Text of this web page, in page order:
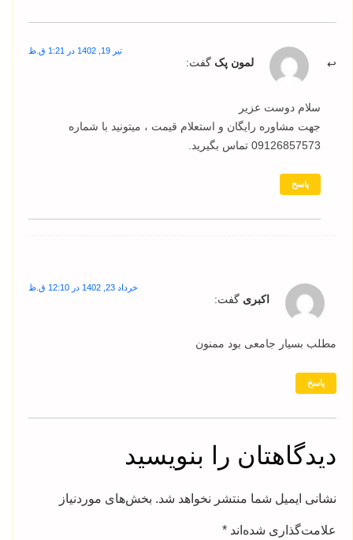
لمون پک گفت:
تیر 19, 1402 در 1:21 ق.ظ
سلام دوست عزیر
جهت مشاوره رایگان و استعلام قیمت ، میتونید با شماره
09126857573 تماس بگیرید.
پاسخ
اکبری گفت:
خرداد 23, 1402 در 12:10 ق.ظ
مطلب بسیار جامعی بود ممنون
پاسخ
دیدگاهتان را بنویسید
نشانی ایمیل شما منتشر نخواهد شد. بخش‌های موردنیاز
علامت‌گذاری شده‌اند *